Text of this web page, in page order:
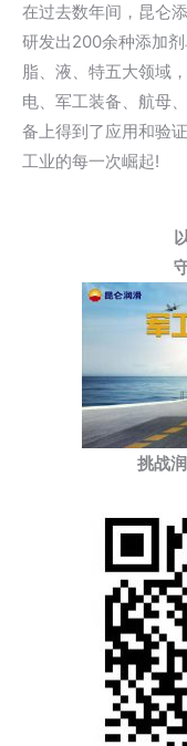
在过去数年间，昆仑
研发出200余种添加剂
脂、液、特五大领域
电、军工装备、航母
备上得到了应用和验
工业的每一次崛起!
挑战